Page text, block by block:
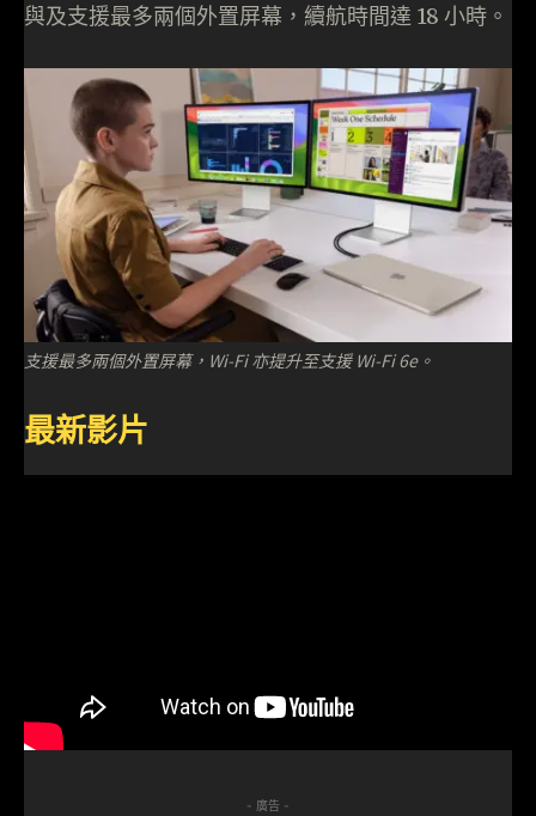
與及支援最多兩個外置屏幕，續航時間達 18 小時。
支援最多兩個外置屏幕，Wi-Fi 亦提升至支援 Wi-Fi 6e。
最新影片
- 廣告 -